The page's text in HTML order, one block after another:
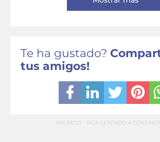
Te ha gustado?
tus amigos!
ANUNCIO - SIGA LEYENDO A